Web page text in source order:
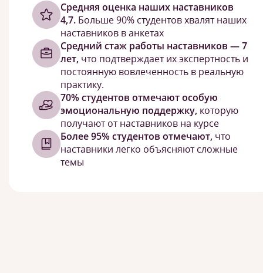
Cредняя оценка наших наставников
4,7. Больше 90% студентов хвалят наших
наставников в анкетах
Средний стаж работы наставников — 7
лет, что подтверждает их экспертность и
постоянную вовлеченность в реальную
практику.
70% студентов отмечают особую
эмоциональную поддержку, которую
получают от наставников на курсе
Более 95% студентов отмечают, что
наставники легко объясняют сложные
темы